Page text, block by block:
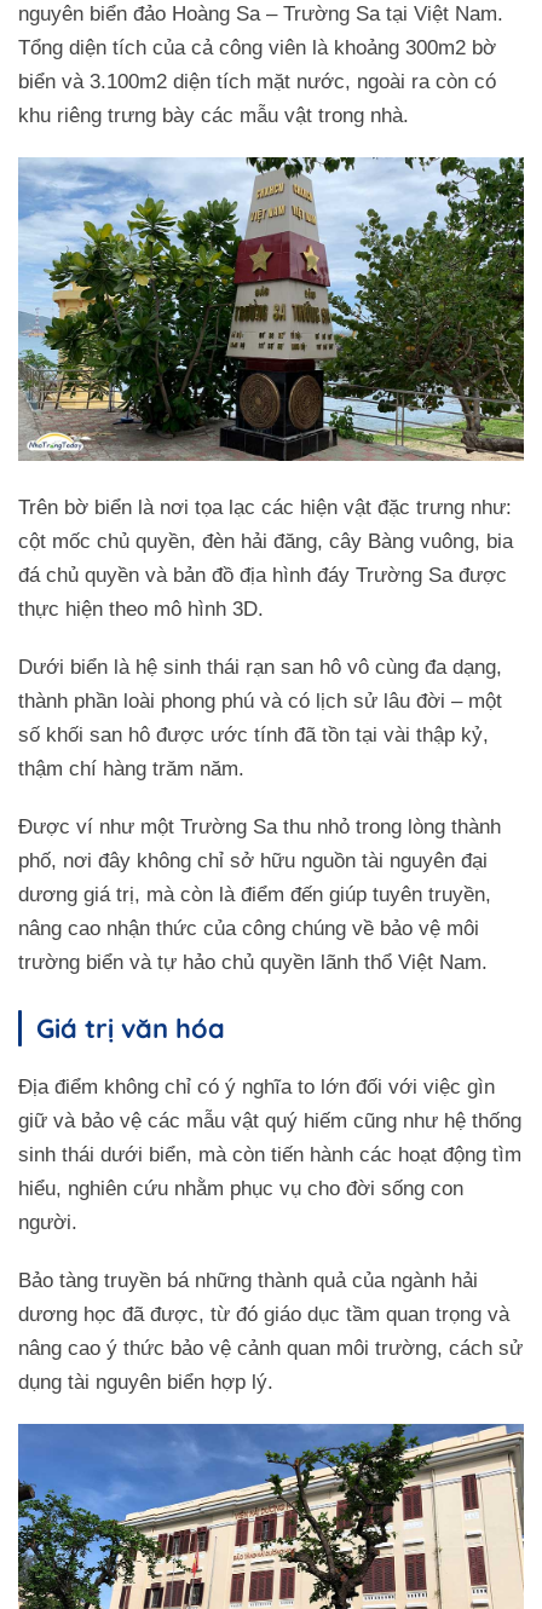
nguyên biển đảo Hoàng Sa – Trường Sa tại Việt Nam.
Tổng diện tích của cả công viên là khoảng 300m2 bờ
biển và 3.100m2 diện tích mặt nước, ngoài ra còn có
khu riêng trưng bày các mẫu vật trong nhà.
Trên bờ biển là nơi tọa lạc các hiện vật đặc trưng như:
cột mốc chủ quyền, đèn hải đăng, cây Bàng vuông, bia
đá chủ quyền và bản đồ địa hình đáy Trường Sa được
thực hiện theo mô hình 3D.
Dưới biển là hệ sinh thái rạn san hô vô cùng đa dạng,
thành phần loài phong phú và có lịch sử lâu đời – một
số khối san hô được ước tính đã tồn tại vài thập kỷ,
thậm chí hàng trăm năm.
Được ví như một Trường Sa thu nhỏ trong lòng thành
phố, nơi đây không chỉ sở hữu nguồn tài nguyên đại
dương giá trị, mà còn là điểm đến giúp tuyên truyền,
nâng cao nhận thức của công chúng về bảo vệ môi
trường biển và tự hảo chủ quyền lãnh thổ Việt Nam.
Giá trị văn hóa
Địa điểm không chỉ có ý nghĩa to lớn đối với việc gìn
giữ và bảo vệ các mẫu vật quý hiếm cũng như hệ thống
sinh thái dưới biển, mà còn tiến hành các hoạt động tìm
hiểu, nghiên cứu nhằm phục vụ cho đời sống con
người.
Bảo tàng truyền bá những thành quả của ngành hải
dương học đã được, từ đó giáo dục tầm quan trọng và
nâng cao ý thức bảo vệ cảnh quan môi trường, cách sử
dụng tài nguyên biển hợp lý.
Trở về trang trước đó